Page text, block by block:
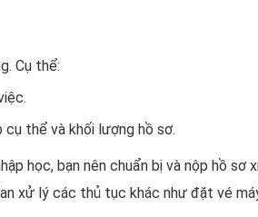
Cụ thể:
thể và khối lượng hồ sơ.
học, bạn nên chuẩn bị và nộp hồ sơ
xử lý các thủ tục khác như đặt vé